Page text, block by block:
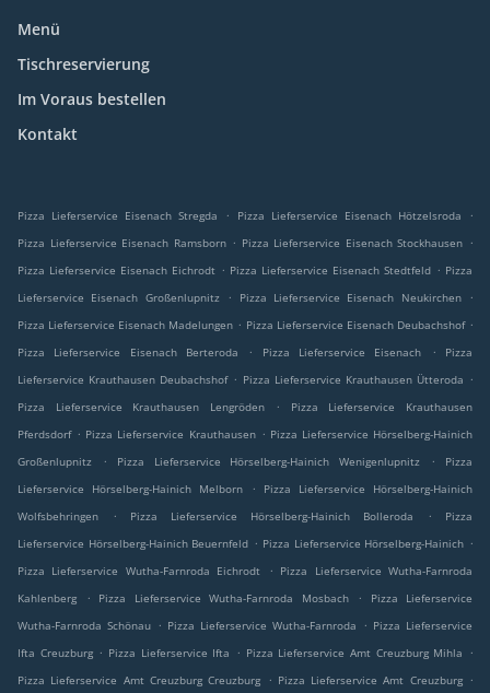
Menü
Tischreservierung
Im Voraus bestellen
Kontakt
Pizza Lieferservice Eisenach Stregda . Pizza Lieferservice Eisenach Hötzelsroda
.
Pizza Lieferservice Eisenach Ramsborn . Pizza Lieferservice Eisenach Stockhausen .
Pizza Lieferservice Eisenach Eichrodt . Pizza Lieferservice Eisenach Stedtfeld . Pizza
Lieferservice Eisenach Großenlupnitz
. Pizza Lieferservice Eisenach Neukirchen
.
Pizza Lieferservice Eisenach Madelungen . Pizza Lieferservice Eisenach Deubachshof .
Pizza Lieferservice Eisenach Berteroda
. Pizza Lieferservice Eisenach .
Pizza
Lieferservice Krauthausen Deubachshof . Pizza Lieferservice Krauthausen Ütteroda .
Pizza Lieferservice Krauthausen Lengröden
.
Pizza Lieferservice Krauthausen
Pferdsdorf . Pizza Lieferservice Krauthausen . Pizza Lieferservice Hörselberg-Hainich
Großenlupnitz
. Pizza Lieferservice Hörselberg-Hainich Wenigenlupnitz .
Pizza
Lieferservice Hörselberg-Hainich Melborn
.
Pizza Lieferservice Hörselberg-Hainich
Wolfsbehringen
. Pizza Lieferservice Hörselberg-Hainich Bolleroda .
Pizza
Lieferservice Hörselberg-Hainich Beuernfeld . Pizza Lieferservice Hörselberg-Hainich .
Pizza Lieferservice Wutha-Farnroda Eichrodt
. Pizza Lieferservice Wutha-Farnroda
Kahlenberg
. Pizza Lieferservice Wutha-Farnroda Mosbach .
Pizza Lieferservice
Wutha-Farnroda Schönau . Pizza Lieferservice Wutha-Farnroda . Pizza Lieferservice
Ifta Creuzburg . Pizza Lieferservice Ifta . Pizza Lieferservice Amt Creuzburg Mihla
.
Pizza Lieferservice Amt Creuzburg Creuzburg
. Pizza Lieferservice Amt Creuzburg .